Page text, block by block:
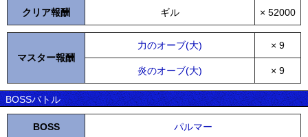
クリア報酬 ギル × 52000
マスター報酬
力のオーブ(大) × 9
炎のオーブ(大) × 9
BOSSバトル
BOSS パルマー